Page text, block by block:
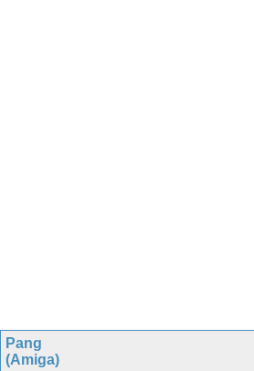
Pang
(Amiga)